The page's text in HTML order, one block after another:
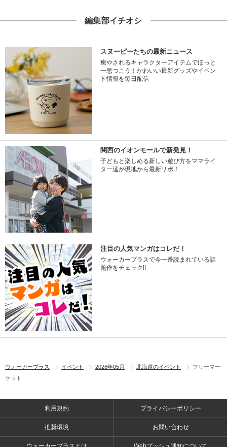
編集部イチオシ
スヌーピーたちの最新ニュース
癒やされるキャラクターアイテムでほっと
一息つこう！かわいい最新グッズやイベン
ト情報を毎日配信
関西のイオンモールで新発見！
子どもと楽しめる新しい遊び方をママライ
ター達が現地から最新リポ！
注目の人気マンガはコレだ！
ウォーカープラスで今一番読まれている話
題作をチェック!!
ウォーカープラス イベント 2026年05月 北海道のイベント
フリーマー
ケット
利用規約 プライバシーポリシー
推奨環境 お問い合わせ